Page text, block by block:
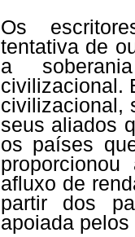
Os
tentativa de
a
civilizacional.
civilizacional,
seus aliados
os países
afluxo de
partir dos
apoiada pelos